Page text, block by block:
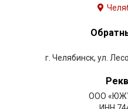
г. Челябинск, ул.
ООО